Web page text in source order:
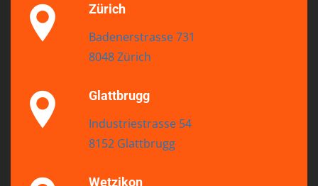
Zürich
Badenerstrasse 731
8048 Zürich
Glattbrugg
Industriestrasse 54
8152 Glattbrugg
Wetzikon